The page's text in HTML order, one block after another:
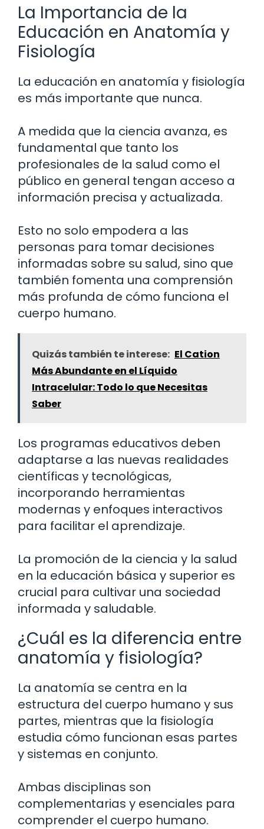
La Importancia de la
Educación en Anatomía y
Fisiología
La educación en anatomía y fisiología
es más importante que nunca.
A medida que la ciencia avanza, es
fundamental que tanto los
profesionales de la salud como el
público en general tengan acceso a
información precisa y actualizada.
Esto no solo empodera a las
personas para tomar decisiones
informadas sobre su salud, sino que
también fomenta una comprensión
más profunda de cómo funciona el
cuerpo humano.
Quizás también te interese: El Cation
Más Abundante en el Líquido
Intracelular: Todo lo que Necesitas
Saber
Los programas educativos deben
adaptarse a las nuevas realidades
científicas y tecnológicas,
incorporando herramientas
modernas y enfoques interactivos
para facilitar el aprendizaje.
La promoción de la ciencia y la salud
en la educación básica y superior es
crucial para cultivar una sociedad
informada y saludable.
¿Cuál es la diferencia entre
anatomía y fisiología?
La anatomía se centra en la
estructura del cuerpo humano y sus
partes, mientras que la fisiología
estudia cómo funcionan esas partes
y sistemas en conjunto.
Ambas disciplinas son
complementarias y esenciales para
comprender el cuerpo humano.